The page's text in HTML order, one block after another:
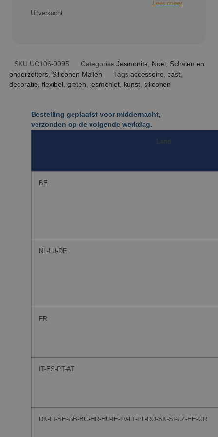
Lees meer
Uitverkocht
SKU UC106-0095 Categories Jesmonite Noël
Schalen en
onderzetters Siliconen Mallen Tags accessoire cast
decoratie flexibel gieten jesmoniet kunst siliconen
Bestelling geplaatst voor middernacht,
verzonden op de volgende werkdag.
Land
BE
NL-LU-DE
FR
IT-ES-PT-AT
DK-FI-SE-GB-BG-HR-HU-IE-LV-LT-PL-RO-SK-SI-CZ-EE-GR